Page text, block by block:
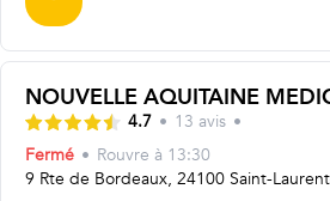
NOUVELLE AQUITAINE
4.7 • 13 avis •
Fermé • Rouvre à 13:30
9 Rte de Bordeaux, 24100 Saint-